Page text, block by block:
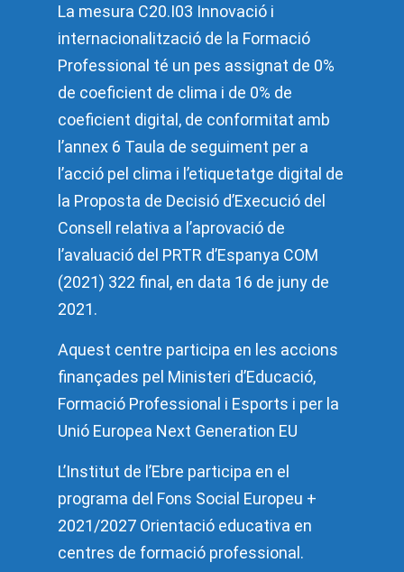
La mesura C20.I03 Innovació i
internacionalització de la Formació
Professional té un pes assignat de 0%
de coeficient de clima i de 0% de
coeficient digital, de conformitat amb
l’annex 6 Taula de seguiment per a
l’acció pel clima i l’etiquetatge digital de
la Proposta de Decisió d’Execució del
Consell relativa a l’aprovació de
l’avaluació del PRTR d’Espanya COM
(2021) 322 final, en data 16 de juny de
2021.
Aquest centre participa en les accions
finançades pel Ministeri d’Educació,
Formació Professional i Esports i per la
Unió Europea Next Generation EU
L’Institut de l’Ebre participa en el
programa del Fons Social Europeu +
2021/2027 Orientació educativa en
centres de formació professional.